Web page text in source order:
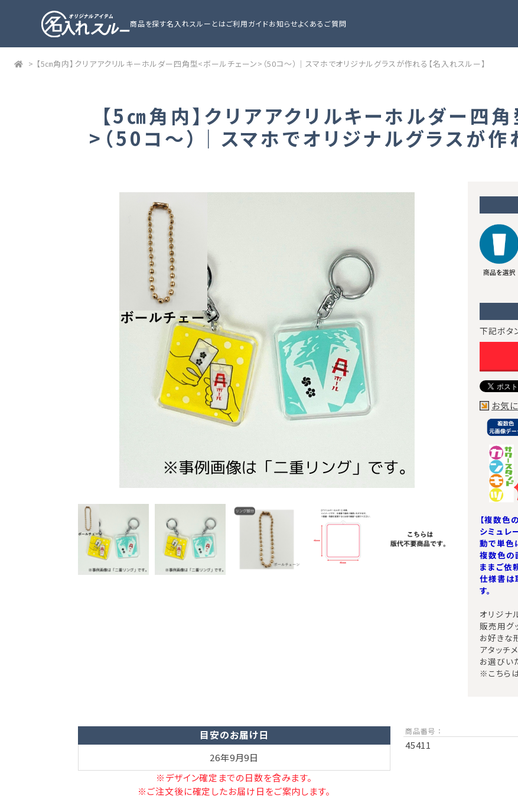
商品を探す名入れスルーとはご利用ガイドお知らせよくあるご質問
> 【5㎝角内】クリアアクリルキーホルダー四角型<ボールチェーン>（50コ～）｜スマホでオリジナルグラスが作れる【名入れスルー】
【5㎝角内】クリアアクリルキーホルダー四
>（50コ～）｜スマホでオリジナルグラスが作
下記ボタ
お気
【複数色
シミュレ
動で単色
複数色の
ままご依
仕様書は
す。
オリジナ
販売用グ
お好きな
アタッチ
お選びい
※こちら
目安のお届け日
26年9月9日
※デザイン確定までの日数を含みます。
※ご注文後に確定したお届け日をご案内します。
商品番号 ：
45411